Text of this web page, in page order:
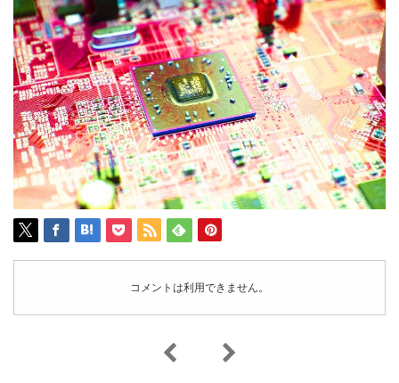
コメントは利用できません。